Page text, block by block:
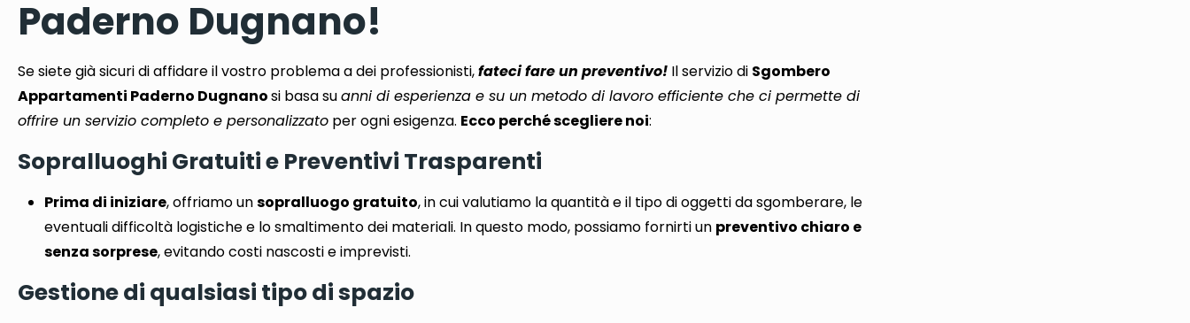
Paderno Dugnano!
Se siete già sicuri di affidare il vostro problema a dei professionisti,fateci fare un preventivo! Il servizio di Sgombero
Appartamenti Paderno Dugnanosi basa suanni di esperienza e su un metodo di lavoro efficiente che ci permette di
offrire un servizio completo e personalizzato per ogni esigenza. Ecco perché scegliere noi:
Sopralluoghi Gratuiti e Preventivi Trasparenti
Prima di iniziare, offriamo unsopralluogo gratuito,in cui valutiamo la quantità e il tipo di oggetti da sgomberare, le
eventuali difficoltà logistiche e lo smaltimento dei materiali. In questo modo, possiamo fornirti un preventivo chiaro e
senza sorprese,evitando costi nascosti e imprevisti.
Gestione di qualsiasi tipo di spazio